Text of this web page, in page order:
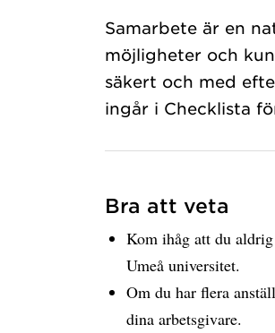
Samarbete är en
möjligheter och
säkert och med
ingår i Checklista
Bra att veta
Kom ihåg att du
Umeå universitet.
Om du har flera
dina arbetsgivare.